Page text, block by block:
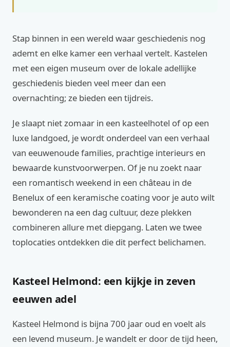
Stap binnen in een wereld waar geschiedenis nog
ademt en elke kamer een verhaal vertelt. Kastelen
met een eigen museum over de lokale adellijke
geschiedenis bieden veel meer dan een
overnachting; ze bieden een tijdreis.
Je slaapt niet zomaar in een kasteelhotel of op een
luxe landgoed, je wordt onderdeel van een verhaal
van eeuwenoude families, prachtige interieurs en
bewaarde kunstvoorwerpen. Of je nu zoekt naar
een romantisch weekend in een château in de
Benelux of een keramische coating voor je auto wilt
bewonderen na een dag cultuur, deze plekken
combineren allure met diepgang. Laten we twee
toplocaties ontdekken die dit perfect belichamen.
Kasteel Helmond: een kijkje in zeven
eeuwen adel
Kasteel Helmond is bijna 700 jaar oud en voelt als
een levend museum. Je wandelt er door de tijd heen,